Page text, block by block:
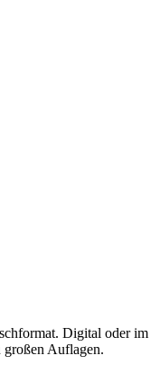
Digital oder im
Auflagen.